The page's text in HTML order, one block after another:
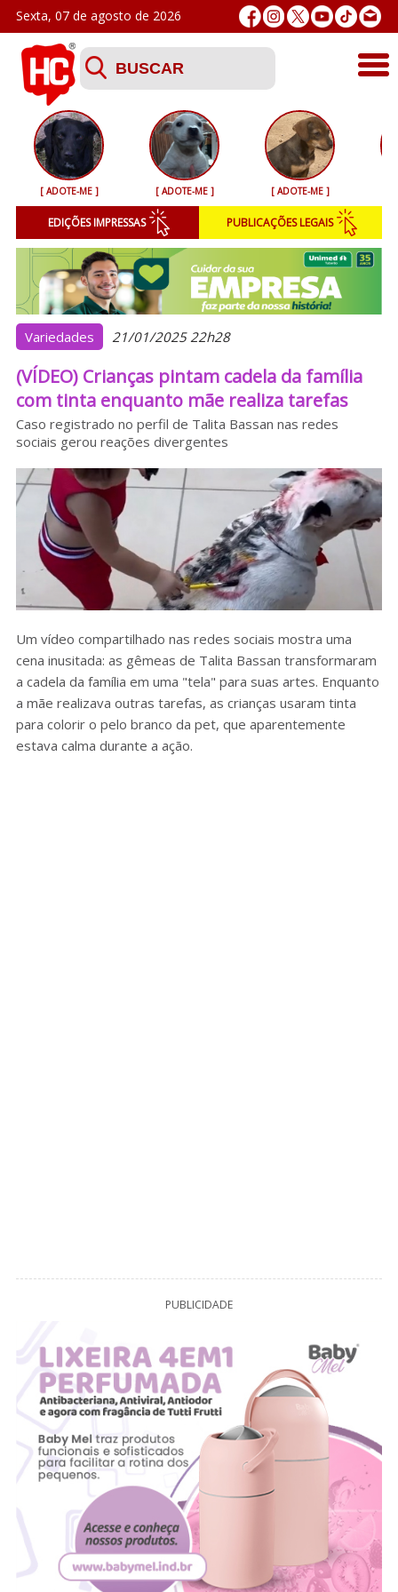
Sexta, 07 de agosto de 2026
Últimas
Esporte
Segurança
Geral
Variedades
Colunistas
Podcasts
Sobre o HC
[ ADOTE-ME ] [ ADOTE-ME ] [ ADOTE-ME ]
EDIÇÕES IMPRESSAS PUBLICAÇÕES LEGAIS
Variedades 21/01/2025 22h28
(VÍDEO) Crianças pintam cadela da família
com tinta enquanto mãe realiza tarefas
Caso registrado no perfil de Talita Bassan nas redes
sociais gerou reações divergentes
Um vídeo compartilhado nas redes sociais mostra uma
cena inusitada: as gêmeas de Talita Bassan transformaram
a cadela da família em uma "tela" para suas artes. Enquanto
a mãe realizava outras tarefas, as crianças usaram tinta
para colorir o pelo branco da pet, que aparentemente
estava calma durante a ação.
PUBLICIDADE